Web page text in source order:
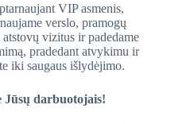
VIP asmenis,
verslo, pramogų
vizitus ir padedame
pradedant atvykimu ir
iki saugaus išlydėjimo.
Jūsų darbuotojais!